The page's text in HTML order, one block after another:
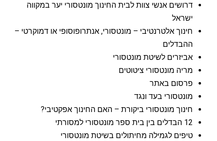
דרושים אנשי צוות לבית החינוך מונטסורי יער במקווה
ישראל
חינוך אלטרנטיבי – מונטסורי, אנתרופוסופי או דמוקרטי –
ההבדלים
אביזרים לשיטת מונטסורי
מריה מונטסורי ציטוטים
פרסום באתר
מונטסורי בעד ונגד
חינוך מונטסורי ביקורת – האם החינוך אפקטיבי?
12 הבדלים בין בית ספר מונטסורי למסורתי
טיפים לגמילה מחיתולים בשיטת מונטסורי